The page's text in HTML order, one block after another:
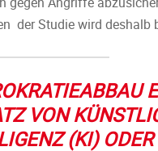
der Studie wird deshalb
VON
(KI) ODER